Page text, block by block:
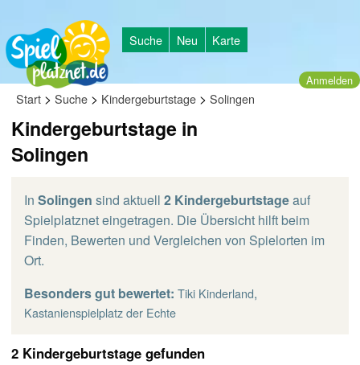
Suche Neu Karte
Anmelden
Start > Suche > Kindergeburtstage > Solingen
Kindergeburtstage in
Solingen
In Solingen sind aktuell 2 Kindergeburtstageauf
Spielplatznet eingetragen. Die Übersicht hilft beim
Finden, Bewerten und Vergleichen von Spielorten im
Ort.
Besonders gut bewertet: Tiki Kinderland,
Kastanienspielplatz der Echte
2 Kindergeburtstage gefunden